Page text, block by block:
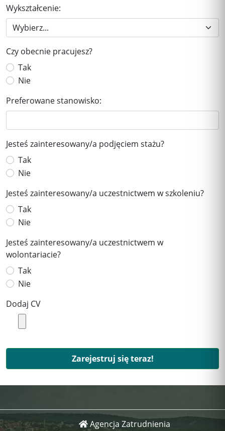
Wykształcenie:
Czy obecnie pracujesz?
Tak
Nie
Preferowane stanowisko:
Jesteś zainteresowany/a podjęciem stażu?
Tak
Nie
Jesteś zainteresowany/a uczestnictwem w szkoleniu?
Tak
Nie
Jesteś zainteresowany/a uczestnictwem w
wolontariacie?
Tak
Nie
Dodaj CV
Zarejestruj się teraz!
Agencja Zatrudnienia